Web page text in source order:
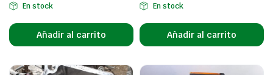
En stock
Añadir al carrito
En stock
Añadir al carrito